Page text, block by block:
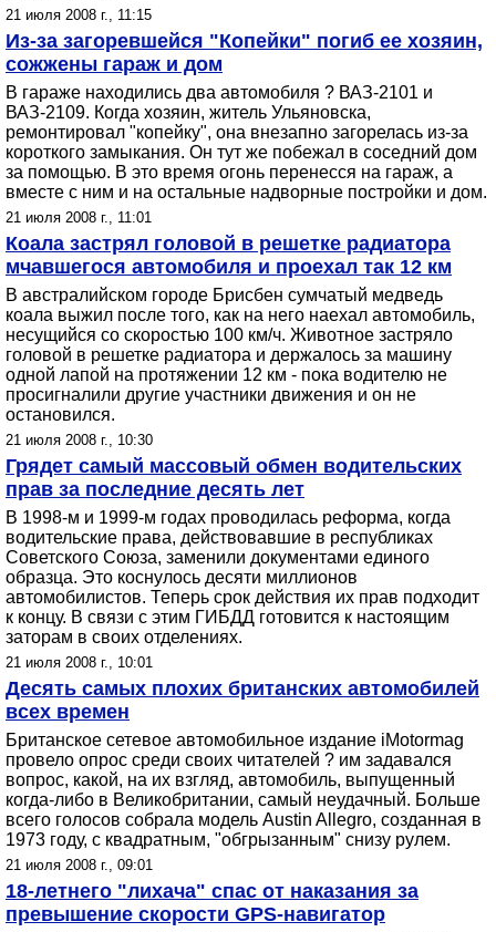
21 июля 2008 г., 11:15
Из-за загоревшейся "Копейки" погиб ее хозяин,
сожжены гараж и дом
В гараже находились два автомобиля ? ВАЗ-2101 и
ВАЗ-2109. Когда хозяин, житель Ульяновска,
ремонтировал "копейку", она внезапно загорелась из-за
короткого замыкания. Он тут же побежал в соседний дом
за помощью. В это время огонь перенесся на гараж, а
вместе с ним и на остальные надворные постройки и дом.
21 июля 2008 г., 11:01
Коала застрял головой в решетке радиатора
мчавшегося автомобиля и проехал так 12 км
В австралийском городе Брисбен сумчатый медведь
коала выжил после того, как на него наехал автомобиль,
несущийся со скоростью 100 км/ч. Животное застряло
головой в решетке радиатора и держалось за машину
одной лапой на протяжении 12 км - пока водителю не
просигналили другие участники движения и он не
остановился.
21 июля 2008 г., 10:30
Грядет самый массовый обмен водительских
прав за последние десять лет
В 1998-м и 1999-м годах проводилась реформа, когда
водительские права, действовавшие в республиках
Советского Союза, заменили документами единого
образца. Это коснулось десяти миллионов
автомобилистов. Теперь срок действия их прав подходит
к концу. В связи с этим ГИБДД готовится к настоящим
заторам в своих отделениях.
21 июля 2008 г., 10:01
Десять самых плохих британских автомобилей
всех времен
Британское сетевое автомобильное издание iMotormag
провело опрос среди своих читателей ? им задавался
вопрос, какой, на их взгляд, автомобиль, выпущенный
когда-либо в Великобритании, самый неудачный. Больше
всего голосов собрала модель Austin Allegro, созданная в
1973 году, с квадратным, "обгрызанным" снизу рулем.
21 июля 2008 г., 09:01
18-летнего "лихача" спас от наказания за
превышение скорости GPS-навигатор